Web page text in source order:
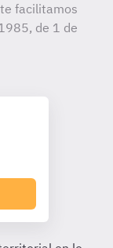
facilitamos
de 1 de